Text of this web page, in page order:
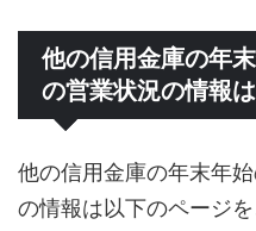
他の信用金庫の年
の営業状況の情報
他の信用金庫の年末年
の情報は以下のページを